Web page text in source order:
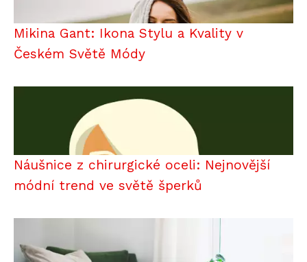
Mikina Gant: Ikona Stylu a Kvality v
Českém Světě Módy
Náušnice z chirurgické oceli: Nejnovější
módní trend ve světě šperků